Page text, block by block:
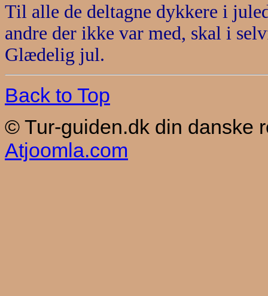
Til alle de deltagne dykkere i
andre der ikke var med, skal i
Glædelig jul.
Back to Top
© Tur-guiden.dk din danske
Atjoomla.com